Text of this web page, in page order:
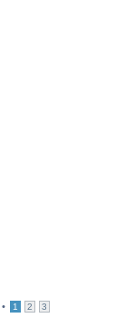
• 1 2 3